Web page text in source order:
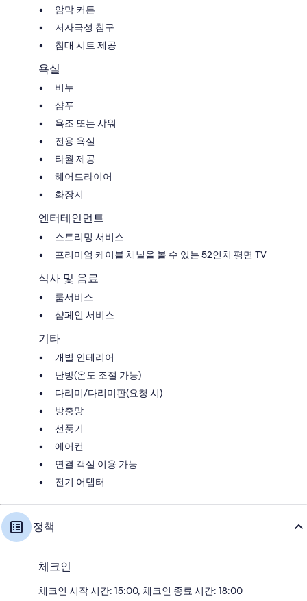
암막 커튼
저자극성 침구
침대 시트 제공
욕실
비누
샴푸
욕조 또는 샤워
전용 욕실
타월 제공
헤어드라이어
화장지
엔터테인먼트
스트리밍 서비스
프리미엄 케이블 채널을 볼 수 있는 52인치 평면 TV
식사 및 음료
룸서비스
샴페인 서비스
기타
개별 인테리어
난방(온도 조절 가능)
다리미/다리미판(요청 시)
방충망
선풍기
에어컨
연결 객실 이용 가능
전기 어댑터
정책
체크인
체크인 시작 시간: 15:00, 체크인 종료 시간: 18:00